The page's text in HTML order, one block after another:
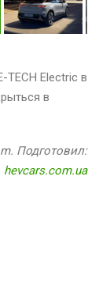
TECH Electric в
в
Подготовил:
hevcars.com.ua